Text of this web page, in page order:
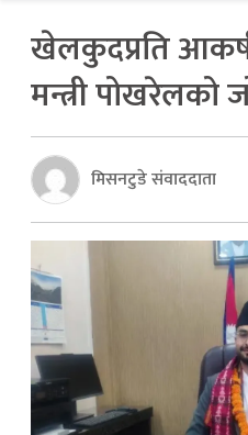
खेलकुदप्रति
मन्त्री पोखरेलको
मिसनटुडे संवाददाता